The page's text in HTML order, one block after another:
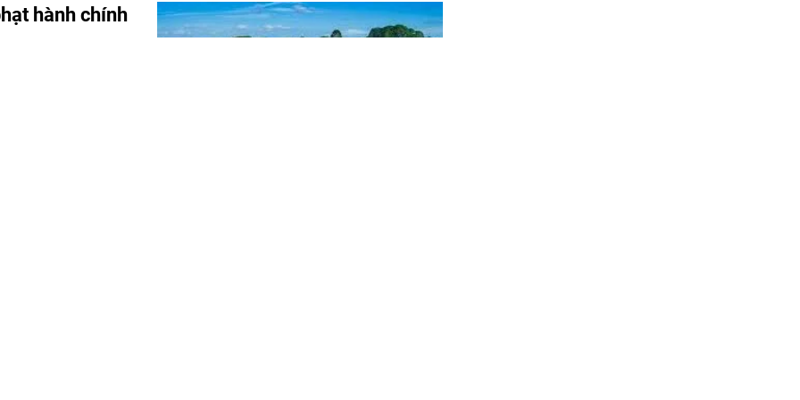
hành chính